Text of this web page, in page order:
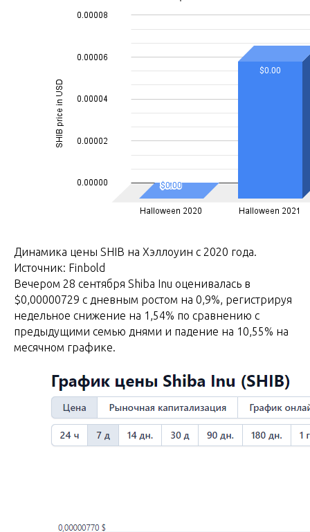
Динамика цены SHIB на Хэллоуин с 2020 года.
Источник: Finbold
Вечером 28 сентября Shiba Inu оценивалась в
$0,00000729 с дневным ростом на 0,9%, регистрируя
недельное снижение на 1,54% по сравнению с
предыдущими семью днями и падение на 10,55% на
месячном графике.